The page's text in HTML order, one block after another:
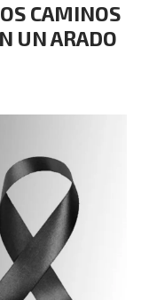
CAMINOS
UN ARADO